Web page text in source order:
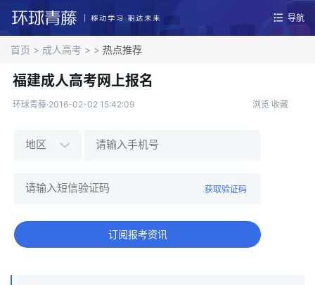
导航
首页 > 成人高考 > > 热点推荐
福建成人高考网上报名
环球青藤·2016-02-02 15:42:09 浏览 收藏
获取验证码
订阅报考资讯